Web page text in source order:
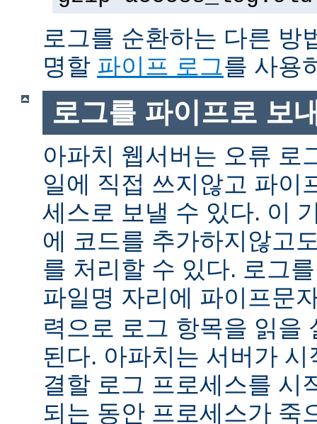
로그를 순환하는 다른 방
명할 파이프 로그를 사용
로그를 파이프로 보
아파치 웹서버는 오류 로
일에 직접 쓰지않고 파이
세스로 보낼 수 있다. 이
에 코드를 추가하지않고
를 처리할 수 있다. 로그
파일명 자리에 파이프문
력으로 로그 항목을 읽을
된다. 아파치는 서버가
결할 로그 프로세스를 시
되는 동안 프로세스가 죽